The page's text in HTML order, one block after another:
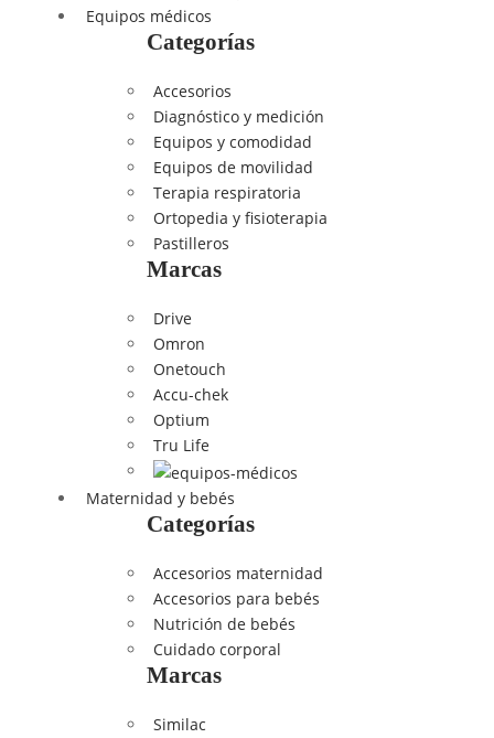
Equipos médicos
Categorías
Accesorios
Diagnóstico y medición
Equipos y comodidad
Equipos de movilidad
Terapia respiratoria
Ortopedia y fisioterapia
Pastilleros
Marcas
Drive
Omron
Onetouch
Accu-chek
Optium
Tru Life
Maternidad y bebés
Categorías
Accesorios maternidad
Accesorios para bebés
Nutrición de bebés
Cuidado corporal
Marcas
Similac